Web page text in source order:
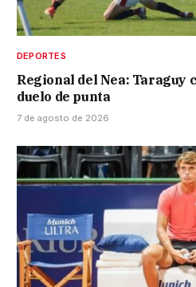
DEPORTES
Regional del Nea: Taraguy
duelo de punta
7 de agosto de 2026